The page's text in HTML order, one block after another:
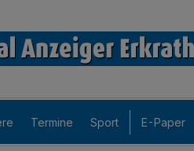
Termine Sport E-Paper